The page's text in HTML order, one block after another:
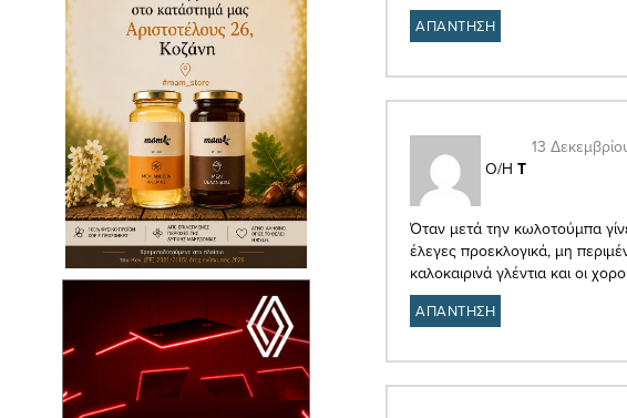
ΑΠΑΝΤΗΣΗ
Ο/Η Τ
13
Όταν μετά την κωλοτούμπα
έλεγες προεκλογικά, μη
καλοκαιρινά γλέντια και οι
ΑΠΑΝΤΗΣΗ